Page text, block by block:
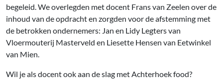
begeleid. We overlegden met docent Frans van Zeelen over de
inhoud van de opdracht en zorgden voor de afstemming met
de betrokken ondernemers: Jan en Lidy Legters van
Vloermouterij Masterveld en Liesette Hensen van Eetwinkel
van Mien.
Wil je als docent ook aan de slag met Achterhoek food?